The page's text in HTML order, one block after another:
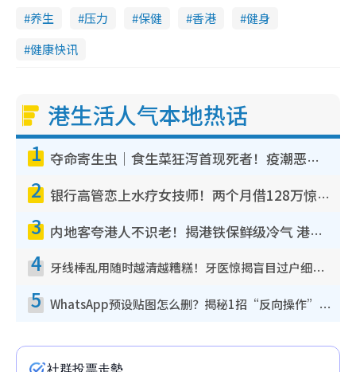
养生 压力 保健 香港
健身
健康快讯
港生活人气本地热话
1 夺命寄生虫｜食生菜狂泻首现死者！疫潮恶化录1.8万宗病例 揭洗菜3大谬误
2 银行高管恋上水疗女技师！两个月借128万惊觉“沉船”沉落火海 揭背后疑似邪教操控卖淫
3 内地客夸港人不识老！揭港铁保鲜级冷气 港人求放过：别投诉
4 牙线棒乱用随时越清越糟糕！牙医惊揭盲目过户细菌恐致蛀牙：这种才是日常真保养
5 WhatsApp预设贴图怎么删？揭秘1招“反向操作”还原简洁界面 附3步实测教程